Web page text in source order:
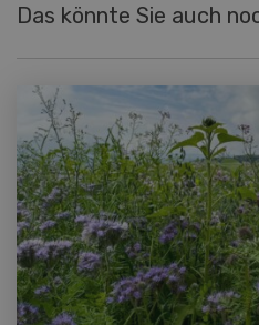
Das könnte Sie auch